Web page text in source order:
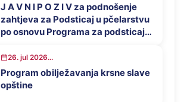
J A V N I P O Z I V za podnošenje
zahtjeva za Podsticaj u pčelarstvu
po osnovu Programa za podsticaj
Mrkonjić Grad u 2026. godini
26. jul 2026...
Program obilježavanja krsne slave
opštine